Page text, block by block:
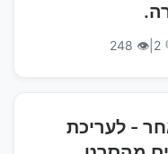
👁 248
- לעריכת